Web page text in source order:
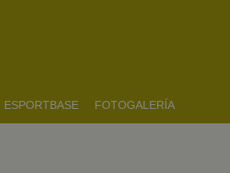
ESPORTBASE FOTOGALERÍA